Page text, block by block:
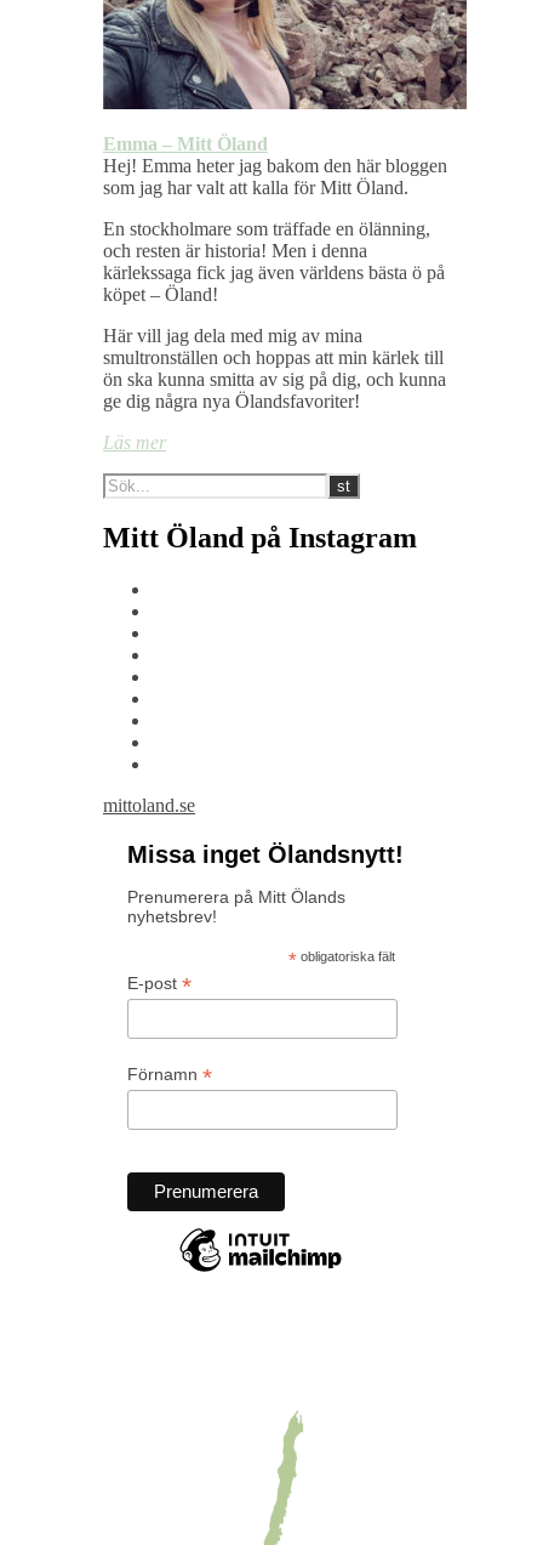
Emma – Mitt Öland
Hej! Emma heter jag bakom den här bloggen
som jag har valt att kalla för Mitt Öland.
En stockholmare som träffade en ölänning,
och resten är historia! Men i denna
kärlekssaga fick jag även världens bästa ö på
köpet – Öland!
Här vill jag dela med mig av mina
smultronställen och hoppas att min kärlek till
ön ska kunna smitta av sig på dig, och kunna
ge dig några nya Ölandsfavoriter!
Läs mer
Mitt Öland på Instagram
mittoland.se
Missa inget Ölandsnytt!
Prenumerera på Mitt Ölands
nyhetsbrev!
*obligatoriska fält
E-post *
Förnamn *